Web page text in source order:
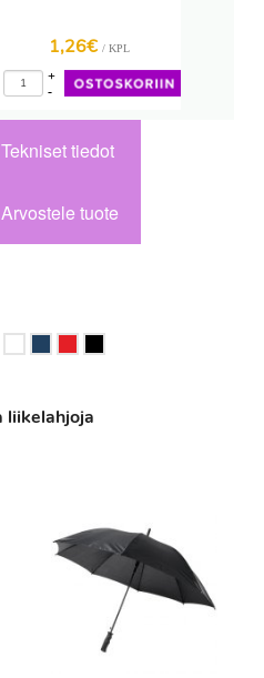
1,26€ / KPL
-
+
Tekniset tiedot
Arvostele tuote
liikelahjoja